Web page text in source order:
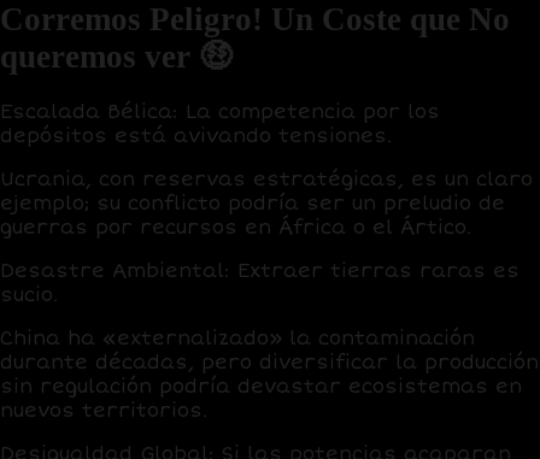
Corremos Peligro! Un Coste que No
queremos ver 🤑
Escalada Bélica: La competencia por los
depósitos está avivando tensiones.
Ucrania, con reservas estratégicas, es un claro
ejemplo; su conflicto podría ser un preludio de
guerras por recursos en África o el Ártico.
Desastre Ambiental: Extraer tierras raras es
sucio.
China ha «externalizado» la contaminación
durante décadas, pero diversificar la producción
sin regulación podría devastar ecosistemas en
nuevos territorios.